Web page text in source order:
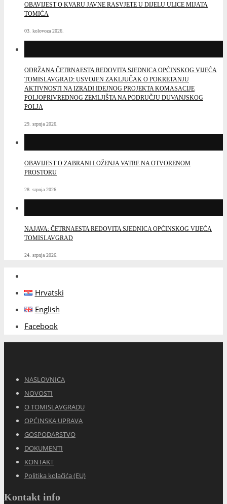
OBAVIJEST O KVARU JAVNE RASVJETE U DIJELU ULICE MIJATA
TOMIĆA
03. kolovoza 2026.
ODRŽANA ČETRNAESTA REDOVITA SJEDNICA OPĆINSKOG VIJEĆA
TOMISLAVGRAD: USVOJEN ZAKLJUČAK O POKRETANJU
AKTIVNOSTI NA IZRADI IDEJNOG PROJEKTA KOMASACIJE
POLJOPRIVREDNOG ZEMLJIŠTA NA PODRUČJU DUVANJSKOG
POLJA
29. srpnja 2026.
OBAVIJEST O ZABRANI LOŽENJA VATRE NA OTVORENOM
PROSTORU
28. srpnja 2026.
NAJAVA: ČETRNAESTA REDOVITA SJEDNICA OPĆINSKOG VIJEĆA
TOMISLAVGRAD
24. srpnja 2026.
Hrvatski
English
Facebook
NASLOVNICA
NOVOSTI
O TOMISLAVGRADU
OPĆINSKA UPRAVA
GOSPODARSTVO
DOKUMENTI
KONTAKT
Politika kolačića (EU)
Kontakt info